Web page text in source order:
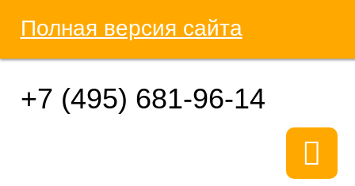
Полная версия сайта
+7 (495) 681-96-14